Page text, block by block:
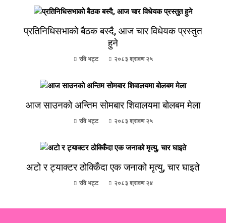
प्रतिनिधिसभाको बैठक बस्दै, आज चार विधेयक प्रस्तुत
हुने
रवि भट्ट २०८३ श्रावण २५
आज साउनको अन्तिम सोमबार शिवालयमा बोलबम मेला
रवि भट्ट २०८३ श्रावण २५
अटो र ट्याक्टर ठोक्किँदा एक जनाको मृत्यु, चार घाइते
रवि भट्ट २०८३ श्रावण २४